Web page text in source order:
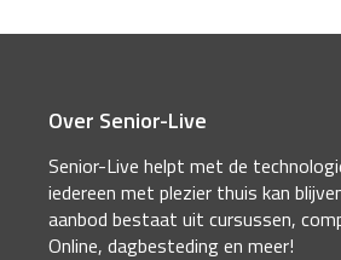
Over Senior-Live
Senior-Live helpt met de
iedereen met plezier thuis kan
aanbod bestaat uit cursussen,
Online, dagbesteding en meer!